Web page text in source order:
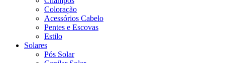
Coloração
Acessórios Cabelo
Pentes e Escovas
Estilo
Solares
Pós Solar